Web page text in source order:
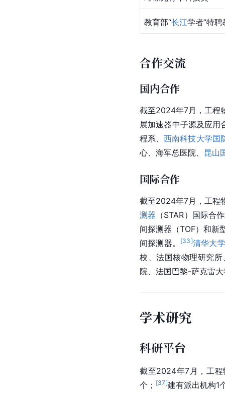
教育部“长江学者”特聘
合作交流
国内合作
截至2024年7月，工程
展加速器中子源及应用
程系、西南科技大学国
心、海军总医院、 昆山
国际合作
截至2024年7月，工程
测器 （STAR）国际合
间探测器（TOF）和新
间探测器。
[33]清华大学
校、法国核物理研究所
院、法国巴黎-萨克雷
学术研究
科研平台
截至2024年7月，工
个； [37]建有派出机构1